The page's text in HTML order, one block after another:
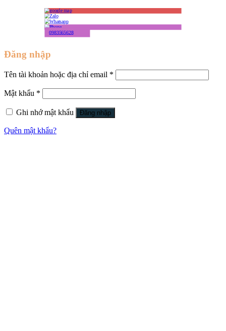
0983565628
Đăng nhập
Tên tài khoản hoặc địa chỉ email *
Mật khẩu *
Ghi nhớ mật khẩu Đăng nhập
Quên mật khẩu?